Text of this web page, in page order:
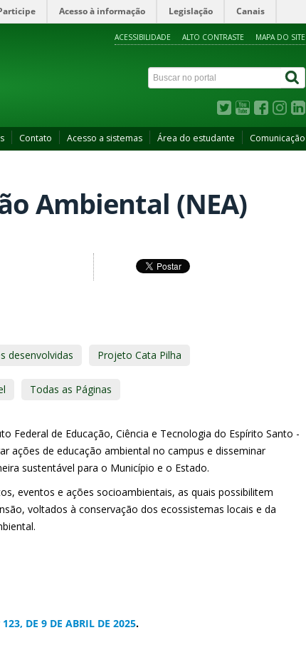
Acesso à informação Legislação Canais
ACESSIBILIDADE ALTO CONTRASTE MAPA DO SITE
Contato Acesso a sistemas Área do estudante Comunicação
Ambiental (NEA)
desenvolvidas Projeto Cata Pilha
Todas as Páginas
Federal de Educação, Ciência e Tecnologia do Espírito Santo -
ações de educação ambiental no campus e disseminar
sustentável para o Município e o Estado.
eventos e ações socioambientais, as quais possibilitem
voltados à conservação dos ecossistemas locais e da
123, DE 9 DE ABRIL DE 2025.